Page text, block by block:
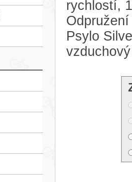
rychlostí,
Psylo